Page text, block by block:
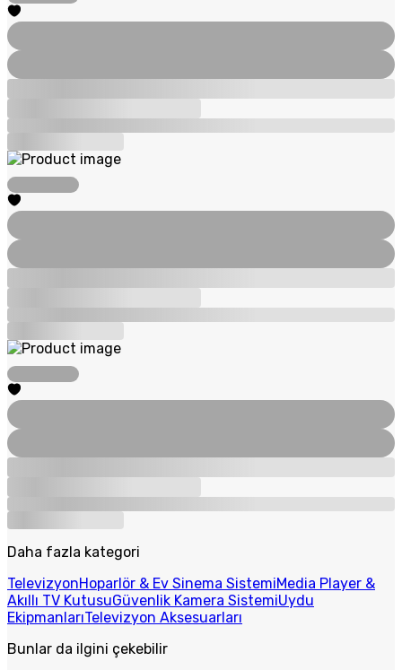
Daha fazla kategori
TelevizyonHoparlör & Ev Sinema SistemiMedia Player &
Akıllı TV KutusuGüvenlik Kamera SistemiUydu
EkipmanlarıTelevizyon Aksesuarları
Bunlar da ilgini çekebilir